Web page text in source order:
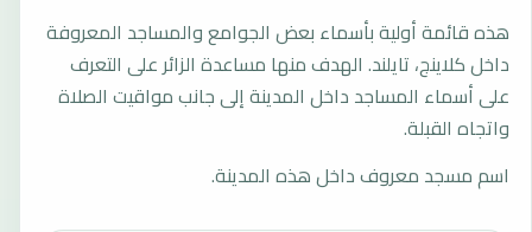
هذه قائمة أولية بأسماء بعض الجوامع والمساجد المعروفة
داخل كلاينج، تايلند. الهدف منها مساعدة الزائر على التعرف
على أسماء المساجد داخل المدينة إلى جانب مواقيت الصلاة
واتجاه القبلة.
اسم مسجد معروف داخل هذه المدينة.